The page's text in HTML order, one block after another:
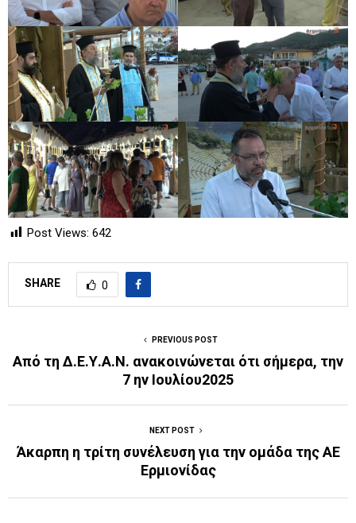
Post Views: 642
SHARE 0
PREVIOUS POST
Από τη Δ.Ε.Υ.Α.Ν. ανακοινώνεται ότι σήμερα, την
7 ην Ιουλίου2025
NEXT POST
Άκαρπη η τρίτη συνέλευση για την ομάδα της ΑΕ
Ερμιονίδας